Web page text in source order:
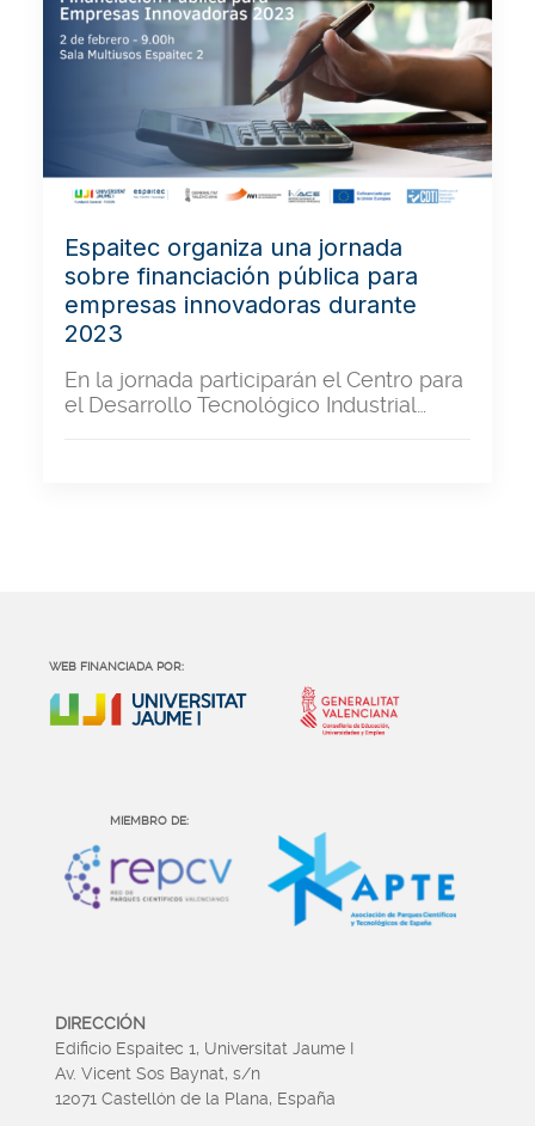
Espaitec organiza una jornada
sobre financiación pública para
empresas innovadoras durante
2023
En la jornada participarán el Centro para
el Desarrollo Tecnológico Industrial…
WEB FINANCIADA POR:
MIEMBRO DE:
DIRECCIÓN
Edificio Espaitec 1, Universitat Jaume I
Av. Vicent Sos Baynat, s/n
12071 Castellón de la Plana, España